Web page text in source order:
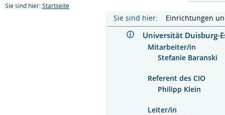
Sie sind hier: Startseite
Sie sind hier: Einrichtungen
Universität
Mitarbeiter/in
Stefanie Baranski
Referent des CIO
Philipp Klein
Leiter/in